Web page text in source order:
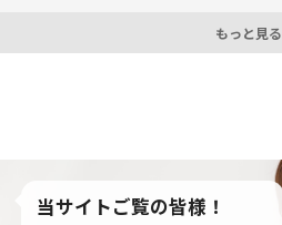
もっと見る
当サイトご覧の皆様！